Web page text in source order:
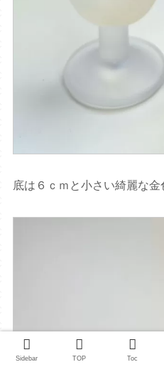
底は６ｃｍと小さい綺麗な
Sidebar TOP Toc